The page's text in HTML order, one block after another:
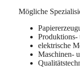
Mögliche
Produktions-
elektrische
Maschinen-